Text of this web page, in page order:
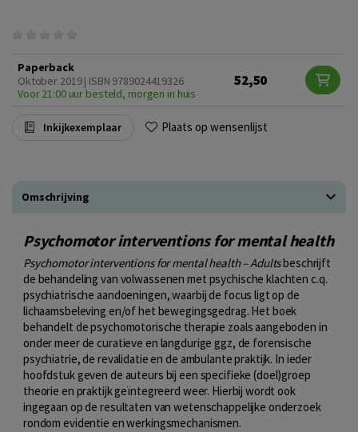
Paperback
Oktober 2019 | ISBN 9789024419326
Voor 21:00 uur besteld, morgen in huis
52,50
Inkijkexemplaar Plaats op wensenlijst
Omschrijving
Psychomotor interventions for mental health
Psychomotor interventions for mental health – Adultsbeschrijft
de behandeling van volwassenen met psychische klachten c.q.
psychiatrische aandoeningen, waarbij de focus ligt op de
lichaamsbeleving en/of het bewegingsgedrag. Het boek
behandelt de psychomotorische therapie zoals aangeboden in
onder meer de curatieve en langdurige ggz, de forensische
psychiatrie, de revalidatie en de ambulante praktijk. In ieder
hoofdstuk geven de auteurs bij een specifieke (doel)groep
theorie en praktijk geïntegreerd weer. Hierbij wordt ook
ingegaan op de resultaten van wetenschappelijke onderzoek
rondom evidentie en werkingsmechanismen.